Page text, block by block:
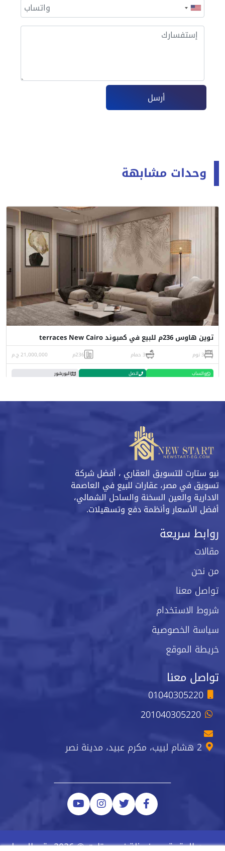
أرسل
وحدات مشابهة
توين هاوس 236م للبيع في كمبوند terraces New Cairo
3 نوم 3 حمام 236م 21,000,000 ج.م
واتساب اتصل البورشور
نيو ستارت للتسويق العقاري ، أفضل شركة
تسويق في مصر، عقارات للبيع في العاصمة
الادارية والعين السخنة والساحل الشمالي،
أفضل الأسعار وأنظمة دفع وتسهيلات.
روابط سريعة
مقالات
من نحن
تواصل معنا
شروط الاستخدام
سياسة الخصوصية
خريطة الموقع
تواصل معنا
01040305220
201040305220
2 هشام لبيب، مكرم عبيد، مدينة نصر
جميع الحقوق محفوظة نيو ستارت © 2026 رقم السجل